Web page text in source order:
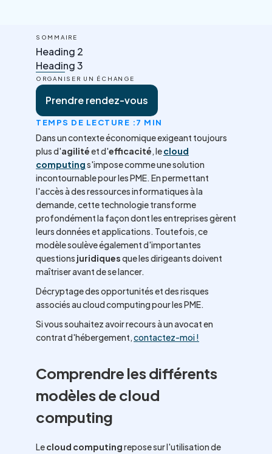
SOMMAIRE
Heading 2
Heading 3
ORGANISER UN ÉCHANGE
Prendre rendez-vous
TEMPS DE LECTURE :7 MIN
Dans un contexte économique exigeant toujours
plus d'agilitéet d'efficacité, lecloud
computings'impose comme une solution
incontournable pour les PME. En permettant
l'accès à des ressources informatiques à la
demande, cette technologie transforme
profondément la façon dont les entreprises gèrent
leurs données et applications. Toutefois, ce
modèle soulève également d'importantes
questions juridiquesque les dirigeants doivent
maîtriser avant de se lancer.
Décryptage des opportunités et des risques
associés au cloud computing pour les PME.
Si vous souhaitez avoir recours à un avocat en
contrat d'hébergement,contactez-moi !
Comprendre les différents
modèles de cloud
computing
Lecloud computingrepose sur l'utilisation de